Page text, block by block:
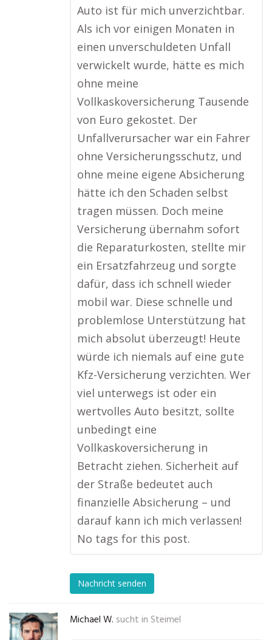
Auto ist für mich unverzichtbar.
Als ich vor einigen Monaten in
einen unverschuldeten Unfall
verwickelt wurde, hätte es mich
ohne meine
Vollkaskoversicherung Tausende
von Euro gekostet. Der
Unfallverursacher war ein Fahrer
ohne Versicherungsschutz, und
ohne meine eigene Absicherung
hätte ich den Schaden selbst
tragen müssen. Doch meine
Versicherung übernahm sofort
die Reparaturkosten, stellte mir
ein Ersatzfahrzeug und sorgte
dafür, dass ich schnell wieder
mobil war. Diese schnelle und
problemlose Unterstützung hat
mich absolut überzeugt! Heute
würde ich niemals auf eine gute
Kfz-Versicherung verzichten. Wer
viel unterwegs ist oder ein
wertvolles Auto besitzt, sollte
unbedingt eine
Vollkaskoversicherung in
Betracht ziehen. Sicherheit auf
der Straße bedeutet auch
finanzielle Absicherung – und
darauf kann ich mich verlassen!
No tags for this post.
Nachricht senden
Michael W. sucht in Steimel